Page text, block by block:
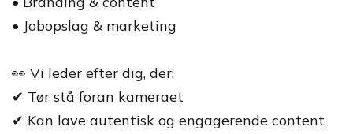
• Jobopslag & marketing
👀 Vi leder efter dig, der:
✔ Tør stå foran kameraet
✔ Kan lave autentisk og engagerende content